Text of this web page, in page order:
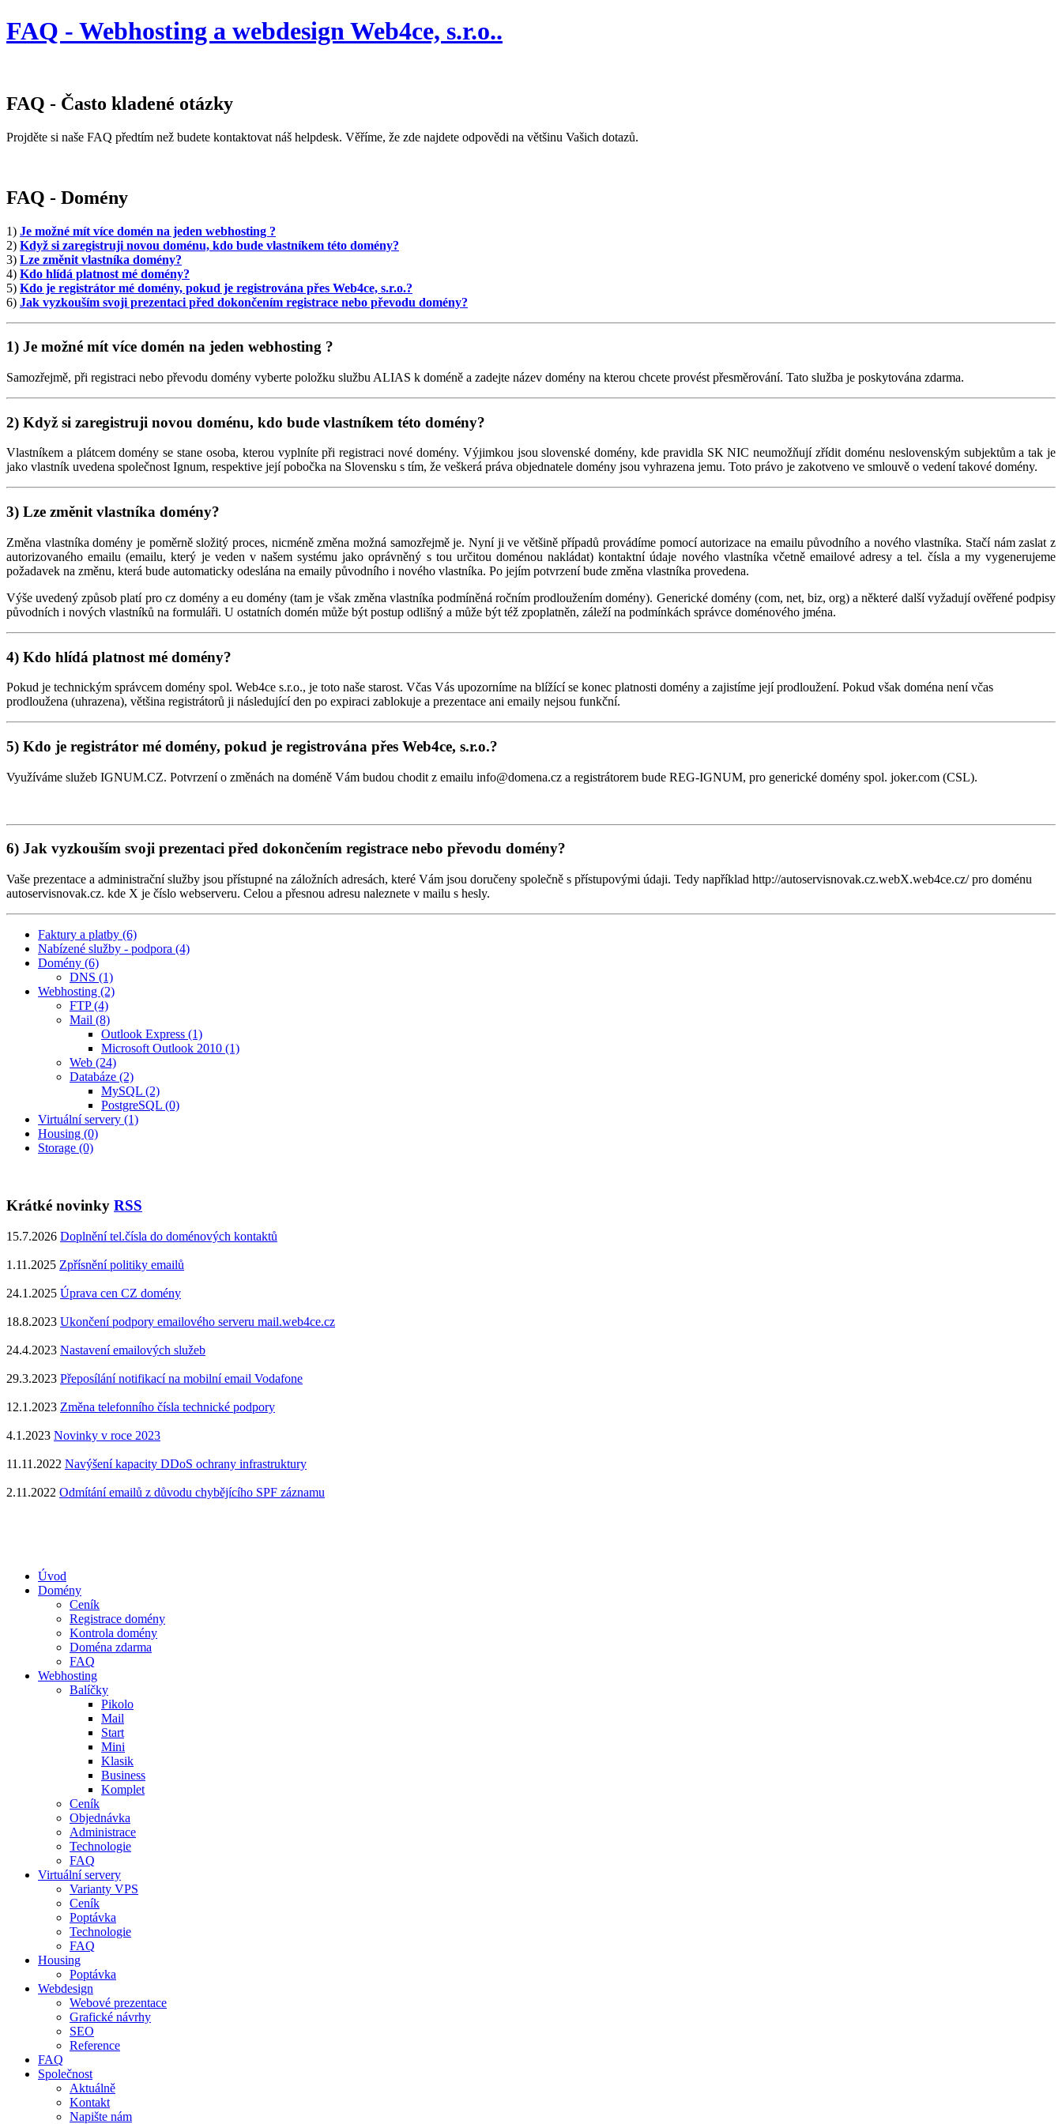
FAQ - Webhosting a webdesign Web4ce, s.r.o..
FAQ - Často kladené otázky
Projděte si naše FAQ předtím než budete kontaktovat náš helpdesk. Věříme, že zde najdete odpovědi na většinu Vašich dotazů.
FAQ - Domény
1) Je možné mít více domén na jeden webhosting ?
2) Když si zaregistruji novou doménu, kdo bude vlastníkem této domény?
3) Lze změnit vlastníka domény?
4) Kdo hlídá platnost mé domény?
5) Kdo je registrátor mé domény, pokud je registrována přes Web4ce, s.r.o.?
6) Jak vyzkouším svoji prezentaci před dokončením registrace nebo převodu domény?
1) Je možné mít více domén na jeden webhosting ?
Samozřejmě, při registraci nebo převodu domény vyberte položku službu ALIAS k doméně a zadejte název domény na kterou chcete provést přesměrování. Tato služba je poskytována zdarma.
2) Když si zaregistruji novou doménu, kdo bude vlastníkem této domény?
Vlastníkem a plátcem domény se stane osoba, kterou vyplníte při registraci nové domény. Výjimkou jsou slovenské domény, kde pravidla SK NIC neumožňují zřídit doménu neslovenským subjektům a tak je
jako vlastník uvedena společnost Ignum, respektive její pobočka na Slovensku s tím, že veškerá práva objednatele domény jsou vyhrazena jemu. Toto právo je zakotveno ve smlouvě o vedení takové domény.
3) Lze změnit vlastníka domény?
Změna vlastníka domény je poměrně složitý proces, nicméně změna možná samozřejmě je. Nyní ji ve většině případů provádíme pomocí autorizace na emailu původního a nového vlastníka. Stačí nám zaslat z
autorizovaného emailu (emailu, který je veden v našem systému jako oprávněný s tou určitou doménou nakládat) kontaktní údaje nového vlastníka včetně emailové adresy a tel. čísla a my vygenerujeme
požadavek na změnu, která bude automaticky odeslána na emaily původního i nového vlastníka. Po jejím potvrzení bude změna vlastníka provedena.
Výše uvedený způsob platí pro cz domény a eu domény (tam je však změna vlastníka podmíněná ročním prodloužením domény). Generické domény (com, net, biz, org) a některé další vyžadují ověřené podpisy
původních i nových vlastníků na formuláři. U ostatních domén může být postup odlišný a může být též zpoplatněn, záleží na podmínkách správce doménového jména.
4) Kdo hlídá platnost mé domény?
Pokud je technickým správcem domény spol. Web4ce s.r.o., je toto naše starost. Včas Vás upozorníme na blížící se konec platnosti domény a zajistíme její prodloužení. Pokud však doména není včas
prodloužena (uhrazena), většina registrátorů ji následující den po expiraci zablokuje a prezentace ani emaily nejsou funkční.
5) Kdo je registrátor mé domény, pokud je registrována přes Web4ce, s.r.o.?
Využíváme služeb IGNUM.CZ. Potvrzení o změnách na doméně Vám budou chodit z emailu info@domena.cz a registrátorem bude REG-IGNUM, pro generické domény spol. joker.com (CSL).
6) Jak vyzkouším svoji prezentaci před dokončením registrace nebo převodu domény?
Vaše prezentace a administrační služby jsou přístupné na záložních adresách, které Vám jsou doručeny společně s přístupovými údaji. Tedy například http://autoservisnovak.cz.webX.web4ce.cz/ pro doménu
autoservisnovak.cz. kde X je číslo webserveru. Celou a přesnou adresu naleznete v mailu s hesly.
Faktury a platby (6)
Nabízené služby - podpora (4)
Domény (6)
DNS (1)
Webhosting (2)
FTP (4)
Mail (8)
Outlook Express (1)
Microsoft Outlook 2010 (1)
Web (24)
Databáze (2)
MySQL (2)
PostgreSQL (0)
Virtuální servery (1)
Housing (0)
Storage (0)
Krátké novinky RSS
15.7.2026 Doplnění tel.čísla do doménových kontaktů
1.11.2025 Zpřísnění politiky emailů
24.1.2025 Úprava cen CZ domény
18.8.2023 Ukončení podpory emailového serveru mail.web4ce.cz
24.4.2023 Nastavení emailových služeb
29.3.2023 Přeposílání notifikací na mobilní email Vodafone
12.1.2023 Změna telefonního čísla technické podpory
4.1.2023 Novinky v roce 2023
11.11.2022 Navýšení kapacity DDoS ochrany infrastruktury
2.11.2022 Odmítání emailů z důvodu chybějícího SPF záznamu
Úvod
Domény
Ceník
Registrace domény
Kontrola domény
Doména zdarma
FAQ
Webhosting
Balíčky
Pikolo
Mail
Start
Mini
Klasik
Business
Komplet
Ceník
Objednávka
Administrace
Technologie
FAQ
Virtuální servery
Varianty VPS
Ceník
Poptávka
Technologie
FAQ
Housing
Poptávka
Webdesign
Webové prezentace
Grafické návrhy
SEO
Reference
FAQ
Společnost
Aktuálně
Kontakt
Napište nám